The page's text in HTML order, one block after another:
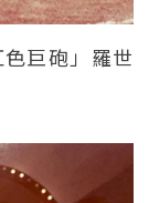
巨砲」羅世